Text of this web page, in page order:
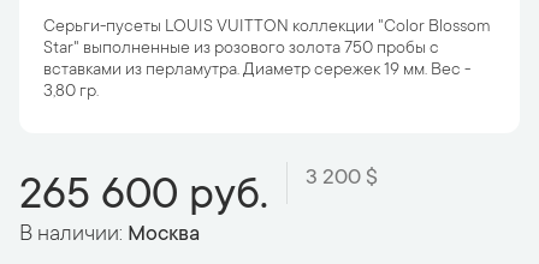
Серьги-пусеты LOUIS VUITTON коллекции "Color Blossom
Star" выполненные из розового золота 750 пробы с
вставками из перламутра. Диаметр сережек 19 мм. Вес -
3,80 гр.
265 600 руб. 3 200 $
В наличии: Москва